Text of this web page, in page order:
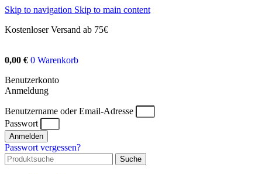
Skip to navigation Skip to main content
Kostenloser Versand ab 75€
0,00 € 0 Warenkorb
Benutzerkonto
Anmeldung
Benutzername oder Email-Adresse
Passwort
Anmelden
Passwort vergessen?
Suche